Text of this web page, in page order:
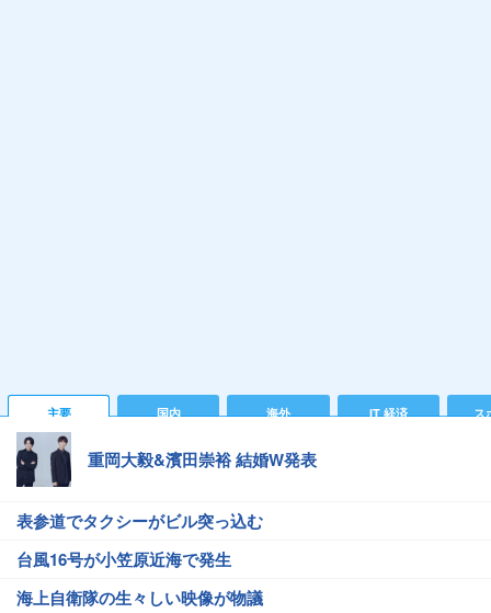
主要 国内 海外 IT 経済 ス
重岡大毅&濱田崇裕 結婚W発表
表参道でタクシーがビル突っ込む
台風16号が小笠原近海で発生
海上自衛隊の生々しい映像が物議